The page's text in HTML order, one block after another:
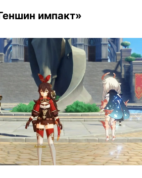
импакт»